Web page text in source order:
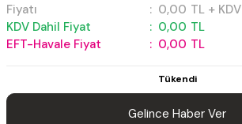
Fiyatı : 0,00 TL + KDV
KDV Dahil Fiyat
: 0,00 TL
EFT-Havale Fiyat
: 0,00 TL
Tükendi
Gelince Haber Ver